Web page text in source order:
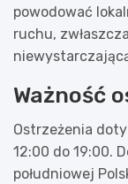
powodować
ruchu,
Ważność
Ostrzeżenia
12:00 do 19:00.
południowej